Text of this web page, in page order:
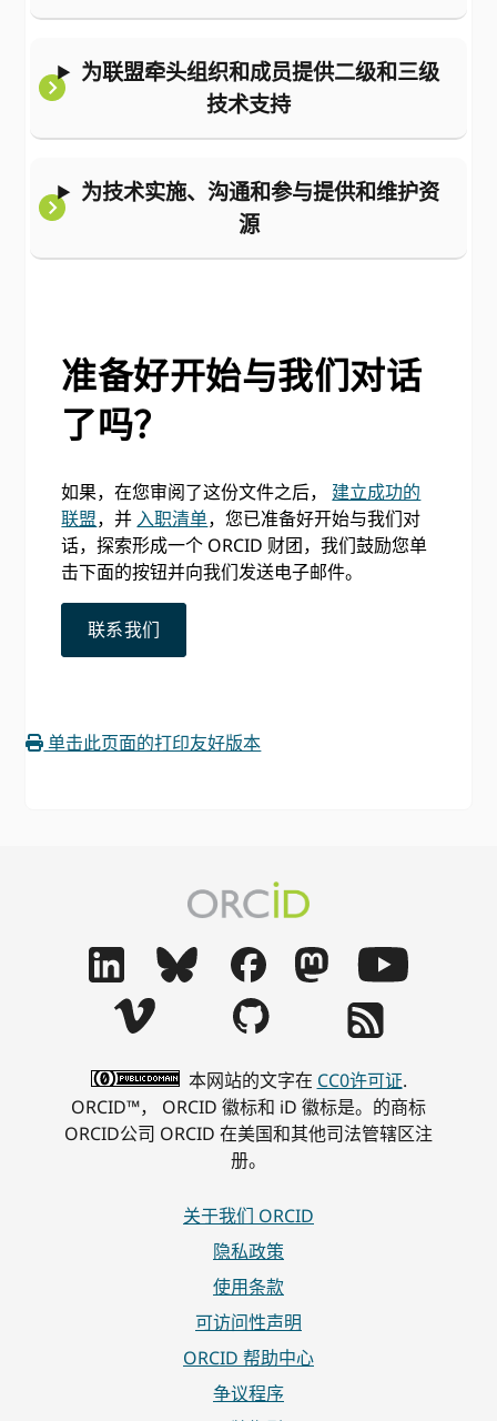
为联盟牵头组织和成员提供二级和三级
技术支持
为技术实施、沟通和参与提供和维护资
源
准备好开始与我们对话
了吗？
如果，在您审阅了这份文件之后， 建立成功的
联盟，并 入职清单，您已准备好开始与我们对
话，探索形成一个 ORCID 财团，我们鼓励您单
击下面的按钮并向我们发送电子邮件。
联系我们
单击此页面的打印友好版本
本网站的文字在 CC0许可证.
ORCID™， ORCID 徽标和 iD 徽标是。的商标
ORCID公司 ORCID 在美国和其他司法管辖区注
册。
关于我们 ORCID
隐私政策
使用条款
可访问性声明
ORCID 帮助中心
争议程序